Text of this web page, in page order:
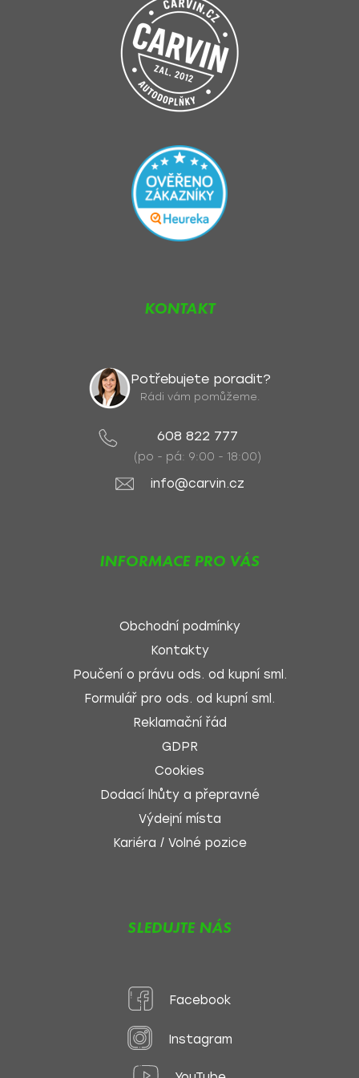
KONTAKT
Potřebujete poradit?
Rádi vám pomůžeme.
608 822 777
(po - pá: 9:00 - 18:00)
info@carvin.cz
INFORMACE PRO VÁS
Obchodní podmínky
Kontakty
Poučení o právu ods. od kupní sml.
Formulář pro ods. od kupní sml.
Reklamační řád
GDPR
Cookies
Dodací lhůty a přepravné
Výdejní místa
Kariéra / Volné pozice
SLEDUJTE NÁS
Facebook
Instagram